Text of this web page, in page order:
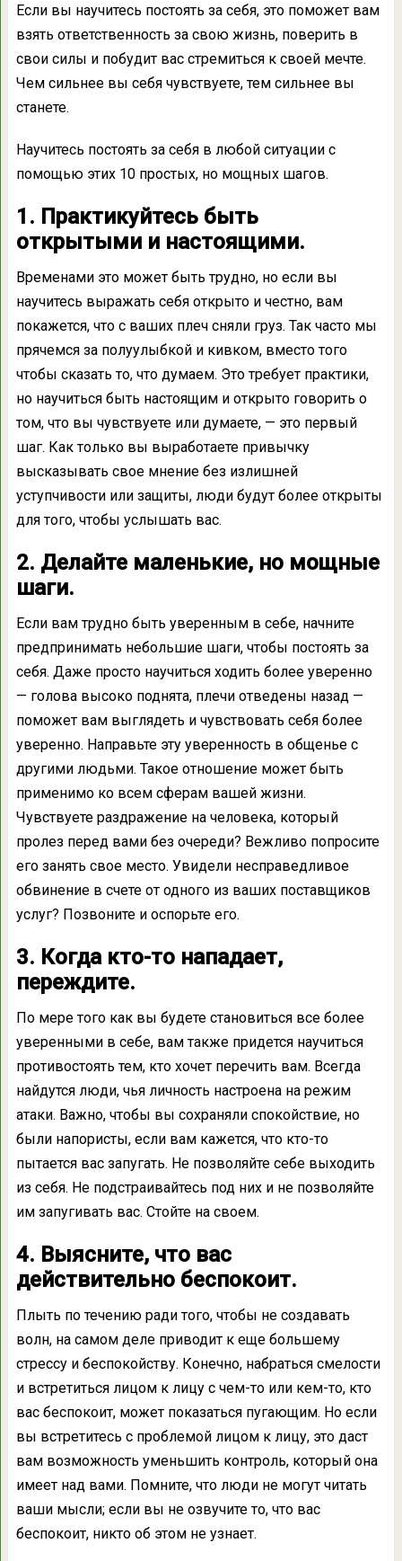
Если вы научитесь постоять за себя, это поможет вам
взять ответственность за свою жизнь, поверить в
свои силы и побудит вас стремиться к своей мечте.
Чем сильнее вы себя чувствуете, тем сильнее вы
станете.
Научитесь постоять за себя в любой ситуации с
помощью этих 10 простых, но мощных шагов.
1. Практикуйтесь быть
открытыми и настоящими.
Временами это может быть трудно, но если вы
научитесь выражать себя открыто и честно, вам
покажется, что с ваших плеч сняли груз. Так часто мы
прячемся за полуулыбкой и кивком, вместо того
чтобы сказать то, что думаем. Это требует практики,
но научиться быть настоящим и открыто говорить о
том, что вы чувствуете или думаете, — это первый
шаг. Как только вы выработаете привычку
высказывать свое мнение без излишней
уступчивости или защиты, люди будут более открыты
для того, чтобы услышать вас.
2. Делайте маленькие, но мощные
шаги.
Если вам трудно быть уверенным в себе, начните
предпринимать небольшие шаги, чтобы постоять за
себя. Даже просто научиться ходить более уверенно
— голова высоко поднята, плечи отведены назад —
поможет вам выглядеть и чувствовать себя более
уверенно. Направьте эту уверенность в общенье с
другими людьми. Такое отношение может быть
применимо ко всем сферам вашей жизни.
Чувствуете раздражение на человека, который
пролез перед вами без очереди? Вежливо попросите
его занять свое место. Увидели несправедливое
обвинение в счете от одного из ваших поставщиков
услуг? Позвоните и оспорьте его.
3. Когда кто-то нападает,
переждите.
По мере того как вы будете становиться все более
уверенными в себе, вам также придется научиться
противостоять тем, кто хочет перечить вам. Всегда
найдутся люди, чья личность настроена на режим
атаки. Важно, чтобы вы сохраняли спокойствие, но
были напористы, если вам кажется, что кто-то
пытается вас запугать. Не позволяйте себе выходить
из себя. Не подстраивайтесь под них и не позволяйте
им запугивать вас. Стойте на своем.
4. Выясните, что вас
действительно беспокоит.
Плыть по течению ради того, чтобы не создавать
волн, на самом деле приводит к еще большему
стрессу и беспокойству. Конечно, набраться смелости
и встретиться лицом к лицу с чем-то или кем-то, кто
вас беспокоит, может показаться пугающим. Но если
вы встретитесь с проблемой лицом к лицу, это даст
вам возможность уменьшить контроль, который она
имеет над вами. Помните, что люди не могут читать
ваши мысли; если вы не озвучите то, что вас
беспокоит, никто об этом не узнает.